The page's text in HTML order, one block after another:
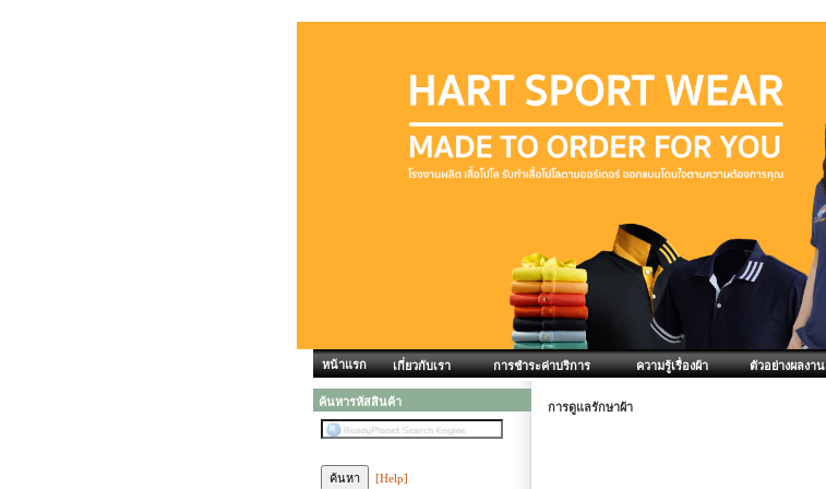
หน้าแรก เกี่ยวกับเรา การชำระค่าบริการ ความรู้เรื่องผ้า ตัวอย่างผลงาน
ค้นหารหัสสินค้า
[Help]
การดูแลรักษาผ้า